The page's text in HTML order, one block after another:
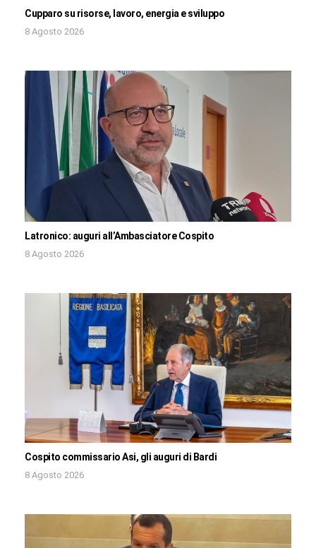
Cupparo su risorse, lavoro, energia e sviluppo
8 Agosto 2026
Latronico: auguri all’Ambasciatore Cospito
8 Agosto 2026
Cospito commissario Asi, gli auguri di Bardi
8 Agosto 2026